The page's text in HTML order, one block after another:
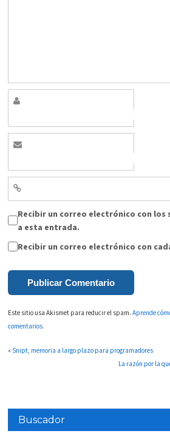
Recibir un correo electrónico con
a esta entrada.
Recibir un correo electrónico con
Este sitio usa Akismet para reducir el spam.Aprende
comentarios.
« Snipt, memoria a largo plazo para programadores
La razón por la
Buscador